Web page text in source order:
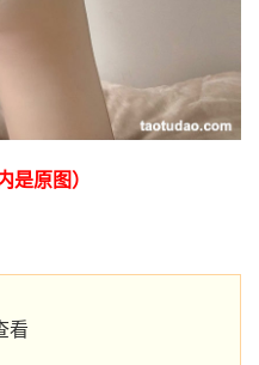
是原图）
看